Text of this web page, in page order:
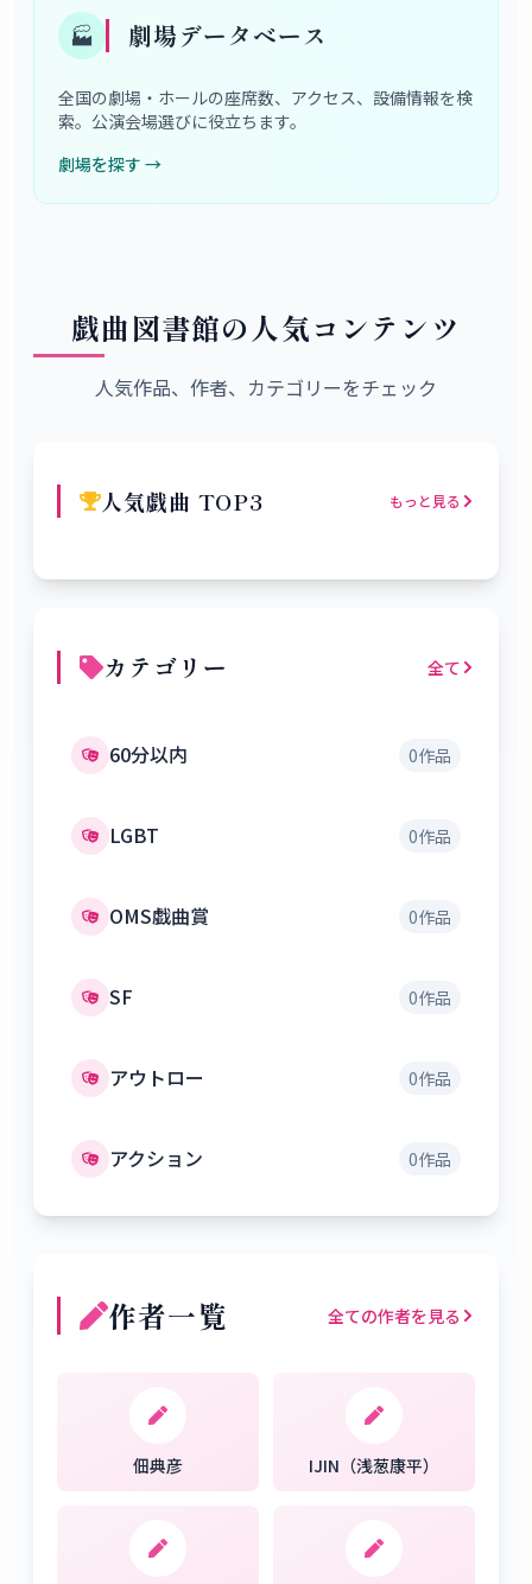
🏭 劇場データベース
全国の劇場・ホールの座席数、アクセス、設備情報を検
索。公演会場選びに役立ちます。
劇場を探す →
戯曲図書館の人気コンテンツ
人気作品、作者、カテゴリーをチェック
人気戯曲 TOP3 もっと見る
カテゴリー 全て
60分以内 0作品
LGBT 0作品
OMS戯曲賞 0作品
SF 0作品
アウトロー 0作品
アクション 0作品
作者一覧 全ての作者を見る
佃典彦 IJIN（浅葱康平）